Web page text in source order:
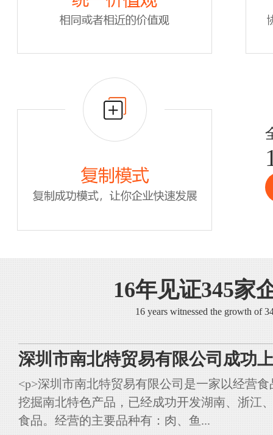
16年见证345家
16 years witnessed the growth of
深圳市南北特贸易有限公司成功
<p>深圳市南北特贸易有限公司是一家以经营
挖掘南北特色产品，已经成功开发湖南、浙江
食品。经营的主要品种有：肉、鱼...